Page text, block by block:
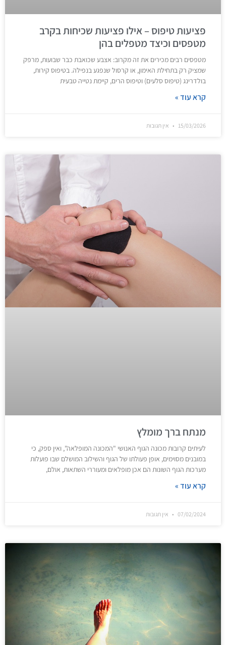
פציעות טיפוס – אילו פציעות שכיחות בקרב
מטפסים וכיצד מטפלים בהן
מטפסים רבים מכירים את זה מקרוב: אצבע שכואבת כבר שבועות, מרפק
שמציק רק בתחילת האימון, או קרסול שנפגע בנפילה. בטיפוס קירות,
בולדרינג (טיפוס סלעים) וטיפוס הרים, קיימת נטייה טבעית
קרא עוד »
15/03/2026 אין תגובות
מנתח ברך מומלץ
לעיתים קרובות מכונה הגוף האנושי "המכונה המופלאה", ואין ספק, כי
במובנים מסוימים, אופן פעולתו של הגוף והשילוב המושלם שבו פועלות
מערכות הגוף השונות הם אכן מופלאים ומעוררי השתאות, אולם,
קרא עוד »
07/02/2024 אין תגובות